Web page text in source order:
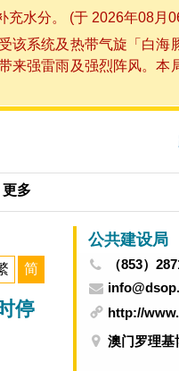
水分。 (于 2026年08月
该系统及热带气旋「白海
强雷雨及强烈阵风。本
更多
简
停
公共建设局
（853）
http://
澳门罗理基